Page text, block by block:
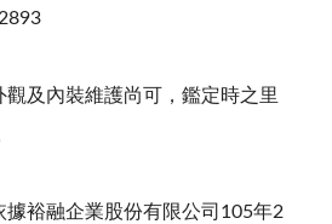
觀及內裝維護尚可，鑑定時之里
據裕融企業股份有限公司105年2